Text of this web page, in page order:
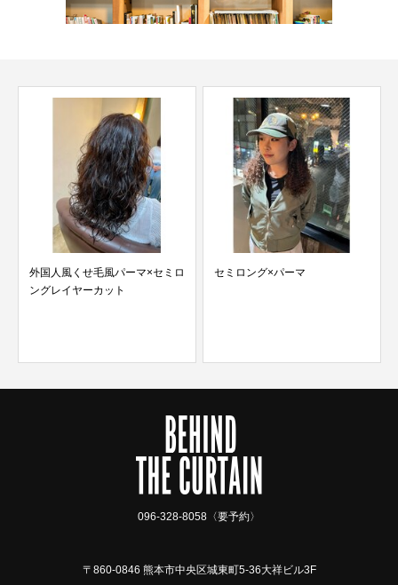
外国人風くせ毛風パーマ×セミロ
ングレイヤーカット
セミロング×パーマ
096-328-8058〈要予約〉
〒860-0846 熊本市中央区城東町5-36大祥ビル3F